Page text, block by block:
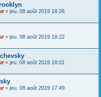
« jeu. 08 août 2019 18:26
« jeu. 08 août 2019 18:22
« jeu. 08 août 2019 18:01
« jeu. 08 août 2019 17:49